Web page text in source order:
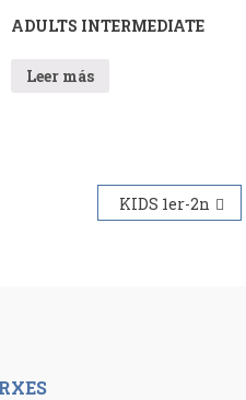
ADULTS INTERMEDIATE
Leer más
KIDS 1er-2n